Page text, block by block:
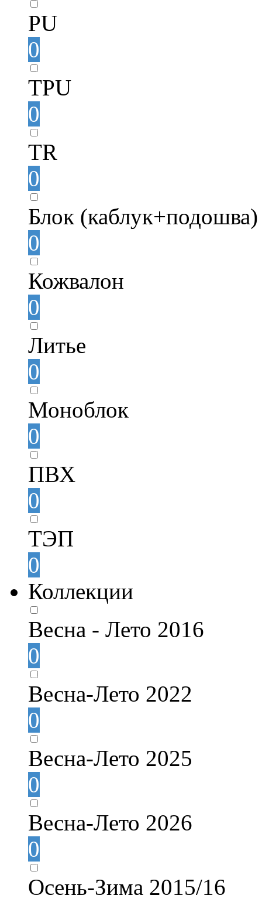
PU
0
TPU
0
TR
0
Блок (каблук+подошва)
0
Кожвалон
0
Литье
0
Моноблок
0
ПВХ
0
ТЭП
0
Коллекции
Весна - Лето 2016
0
Весна-Лето 2022
0
Весна-Лето 2025
0
Весна-Лето 2026
0
Осень-Зима 2015/16